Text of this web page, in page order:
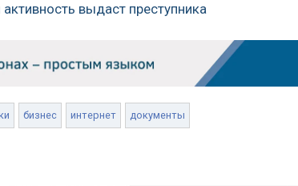
активность выдаст преступника
бизнес интернет документы